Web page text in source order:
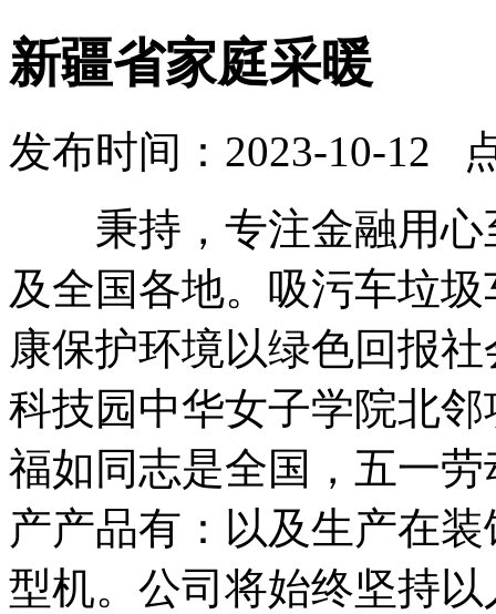
新疆省家庭采暖
发布时间：2023-10-12
秉持，专注金融用心
及全国各地。吸污车垃
康保护环境以绿色回报
科技园中华女子学院北
福如同志是全国，五一
产产品有：以及生产在
型机。公司将始终坚持